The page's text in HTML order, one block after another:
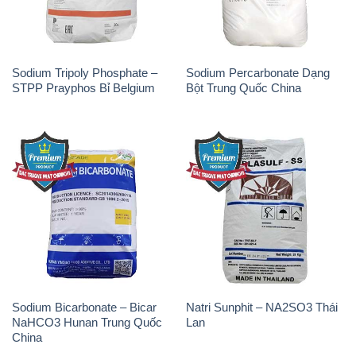
Sodium Tripoly Phosphate –
STPP Prayphos Bỉ Belgium
Sodium Percarbonate Dạng
Bột Trung Quốc China
Sodium Bicarbonate – Bicar
NaHCO3 Hunan Trung Quốc
China
Natri Sunphit – NA2SO3 Thái
Lan